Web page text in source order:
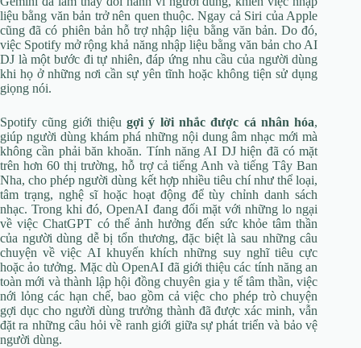
liệu bằng văn bản trở nên quen thuộc. Ngay cả Siri của Apple
cũng đã có phiên bản hỗ trợ nhập liệu bằng văn bản. Do đó,
việc Spotify mở rộng khả năng nhập liệu bằng văn bản cho AI
DJ là một bước đi tự nhiên, đáp ứng nhu cầu của người dùng
khi họ ở những nơi cần sự yên tĩnh hoặc không tiện sử dụng
giọng nói.
Spotify cũng giới thiệugợi ý lời nhắc được cá nhân hóa,
giúp người dùng khám phá những nội dung âm nhạc mới mà
không cần phải băn khoăn. Tính năng AI DJ hiện đã có mặt
trên hơn 60 thị trường, hỗ trợ cả tiếng Anh và tiếng Tây Ban
Nha, cho phép người dùng kết hợp nhiều tiêu chí như thể loại,
tâm trạng, nghệ sĩ hoặc hoạt động để tùy chỉnh danh sách
nhạc. Trong khi đó, OpenAI đang đối mặt với những lo ngại
về việc ChatGPT có thể ảnh hưởng đến sức khỏe tâm thần
của người dùng dễ bị tổn thương, đặc biệt là sau những câu
chuyện về việc AI khuyến khích những suy nghĩ tiêu cực
hoặc ảo tưởng. Mặc dù OpenAI đã giới thiệu các tính năng an
toàn mới và thành lập hội đồng chuyên gia y tế tâm thần, việc
nới lỏng các hạn chế, bao gồm cả việc cho phép trò chuyện
gợi dục cho người dùng trưởng thành đã được xác minh, vẫn
đặt ra những câu hỏi về ranh giới giữa sự phát triển và bảo vệ
người dùng.